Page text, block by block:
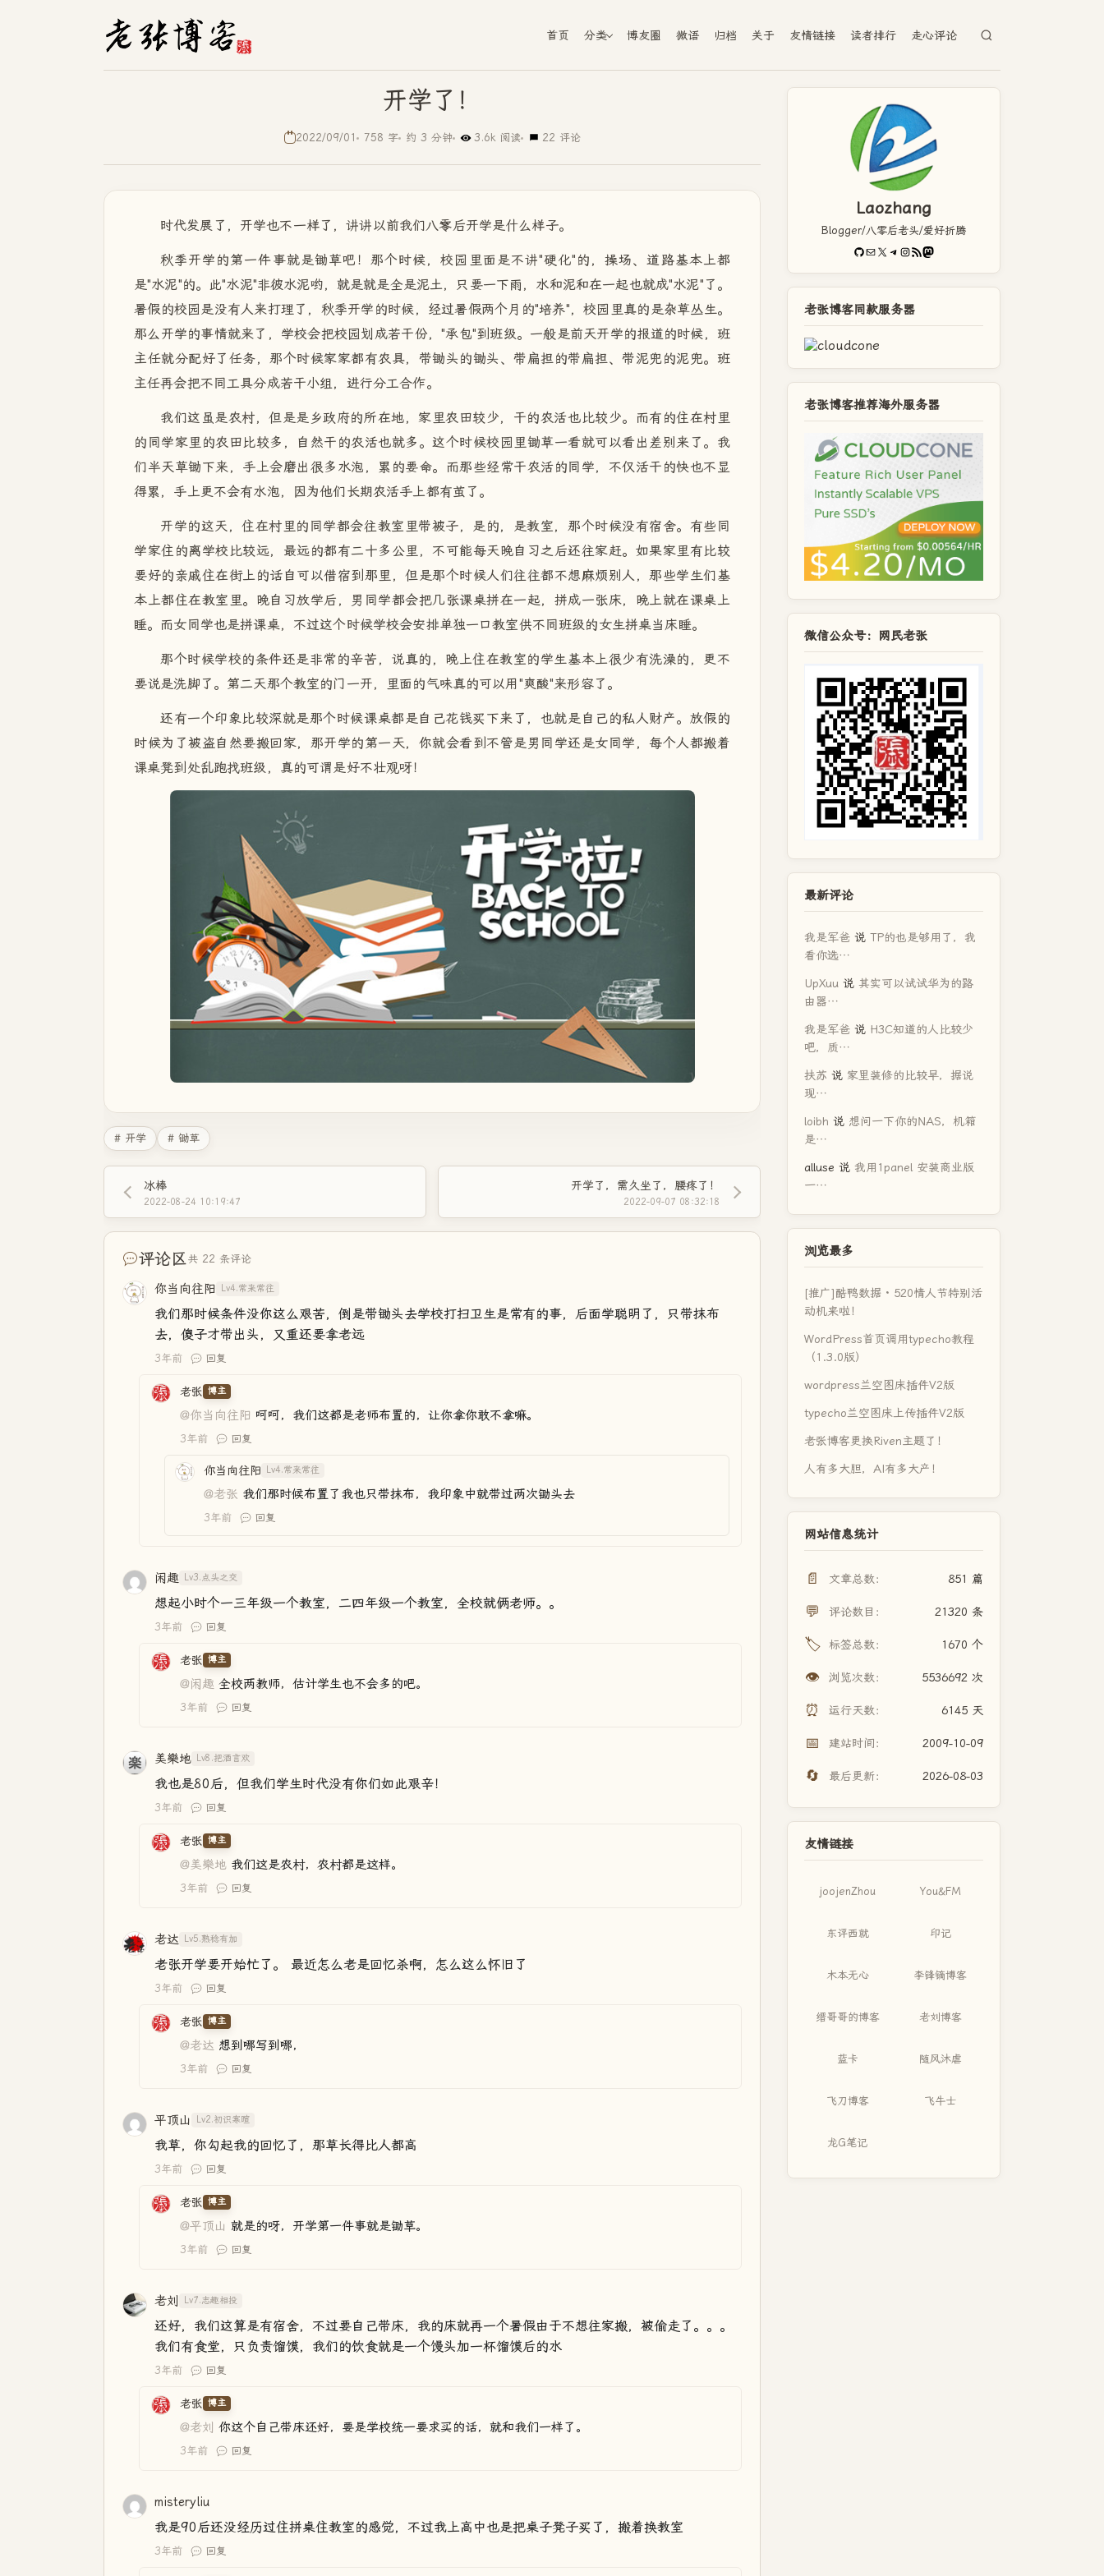
首页 分类 博友圈 微语 归档 关于 友情链接 读者排行 走心评论
开学了！
2022/09/01 758 字 约 3 分钟 3.6k 阅读 22 评论
时代发展了，开学也不一样了，讲讲以前我们八零后开学是什么样子。
秋季开学的第一件事就是锄草吧！那个时候，校园里面是不讲"硬化"的，操场、道路基本上都
是"水泥"的。此"水泥"非彼水泥哟，就是就是全是泥土，只要一下雨，水和泥和在一起也就成"水泥"了。
暑假的校园是没有人来打理了，秋季开学的时候，经过暑假两个月的"培养"，校园里真的是杂草丛生。
那么开学的事情就来了，学校会把校园划成若干份，"承包"到班级。一般是前天开学的报道的时候，班
主任就分配好了任务，那个时候家家都有农具，带锄头的锄头、带扁担的带扁担、带泥兜的泥兜。班
主任再会把不同工具分成若干小组，进行分工合作。
我们这虽是农村，但是是乡政府的所在地，家里农田较少，干的农活也比较少。而有的住在村里
的同学家里的农田比较多，自然干的农活也就多。这个时候校园里锄草一看就可以看出差别来了。我
们半天草锄下来，手上会磨出很多水泡，累的要命。而那些经常干农活的同学，不仅活干的快也不显
得累，手上更不会有水泡，因为他们长期农活手上都有茧了。
开学的这天，住在村里的同学都会往教室里带被子，是的，是教室，那个时候没有宿舍。有些同
学家住的离学校比较远，最远的都有二十多公里，不可能每天晚自习之后还往家赶。如果家里有比较
要好的亲戚住在街上的话自可以借宿到那里，但是那个时候人们往往都不想麻烦别人，那些学生们基
本上都住在教室里。晚自习放学后，男同学都会把几张课桌拼在一起，拼成一张床，晚上就在课桌上
睡。而女同学也是拼课桌，不过这个时候学校会安排单独一口教室供不同班级的女生拼桌当床睡。
那个时候学校的条件还是非常的辛苦，说真的，晚上住在教室的学生基本上很少有洗澡的，更不
要说是洗脚了。第二天那个教室的门一开，里面的气味真的可以用"爽酸"来形容了。
还有一个印象比较深就是那个时候课桌都是自己花钱买下来了，也就是自己的私人财产。放假的
时候为了被盗自然要搬回家，那开学的第一天，你就会看到不管是男同学还是女同学，每个人都搬着
课桌凳到处乱跑找班级，真的可谓是好不壮观呀！
# 开学 # 锄草
冰棒
2022-08-24 10:19:47
开学了，需久坐了，腰疼了！
2022-09-07 08:32:18
评论区共 22 条评论
你当向往阳 Lv4.常来常往
我们那时候条件没你这么艰苦，倒是带锄头去学校打扫卫生是常有的事，后面学聪明了，只带抹布
去，傻子才带出头，又重还要拿老远
3年前 回复
老张 博主
@你当向往阳 呵呵，我们这都是老师布置的，让你拿你敢不拿嘛。
3年前 回复
你当向往阳 Lv4.常来常往
@老张 我们那时候布置了我也只带抹布，我印象中就带过两次锄头去
3年前 回复
闲趣 Lv3.点头之交
想起小时个一三年级一个教室，二四年级一个教室，全校就俩老师。。
3年前 回复
老张 博主
@闲趣 全校两教师，估计学生也不会多的吧。
3年前 回复
美樂地 Lv8.把酒言欢
我也是80后，但我们学生时代没有你们如此艰辛！
3年前 回复
老张 博主
@美樂地 我们这是农村，农村都是这样。
3年前 回复
老达 Lv5.熟稔有加
老张开学要开始忙了。 最近怎么老是回忆杀啊，怎么这么怀旧了
3年前 回复
老张 博主
@老达 想到哪写到哪，
3年前 回复
平顶山 Lv2.初识寒暄
我草，你勾起我的回忆了，那草长得比人都高
3年前 回复
老张 博主
@平顶山 就是的呀，开学第一件事就是锄草。
3年前 回复
老刘 Lv7.志趣相投
还好，我们这算是有宿舍，不过要自己带床，我的床就再一个暑假由于不想往家搬，被偷走了。。。
我们有食堂，只负责馏馍，我们的饮食就是一个馒头加一杯馏馍后的水
3年前 回复
老张 博主
@老刘 你这个自己带床还好，要是学校统一要求买的话，就和我们一样了。
3年前 回复
misteryliu
我是90后还没经历过住拼桌住教室的感觉，不过我上高中也是把桌子凳子买了，搬着换教室
3年前 回复
Laozhang
Blogger/八零后老头/爱好折腾
GitHub
电子邮件X Telegram
Instagram
RSS FeedMastodon
老张博客同款服务器
老张博客推荐海外服务器
微信公众号：网民老张
最新评论
我是军爸 说 TP的也是够用了，我
看你选…
UpXuu 说 其实可以试试华为的路
由器…
我是军爸 说 H3C知道的人比较少
吧，质…
扶苏 说 家里装修的比较早，据说
现…
loibh 说 想问一下你的NAS，机箱
是…
alluse 说 我用1panel 安装商业版
一…
浏览最多
[推广]酷鸭数据 · 520情人节特别活
动机来啦！
WordPress首页调用typecho教程
（1.3.0版）
wordpress兰空图床插件V2版
typecho兰空图床上传插件V2版
老张博客更换Riven主题了！
人有多大胆，AI有多大产！
网站信息统计
📄 文章总数： 851 篇
💬 评论数目： 21320 条
🏷️ 标签总数： 1670 个
👁️ 浏览次数： 5536692 次
⏰ 运行天数： 6145 天
📅 建站时间： 2009-10-09
🔄 最后更新： 2026-08-03
友情链接
joojenZhou You&FM
东评西就 印记
木本无心 李锋镝博客
缙哥哥的博客 老刘博客
蓝卡 随风沐虐
飞刀博客 飞牛士
龙G笔记